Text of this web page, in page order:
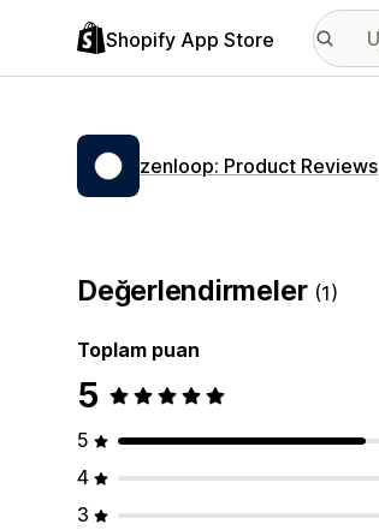
Shopify App Store
zenloop: Product Reviews
Değerlendirmeler (1)
Toplam puan
5
5
4
3